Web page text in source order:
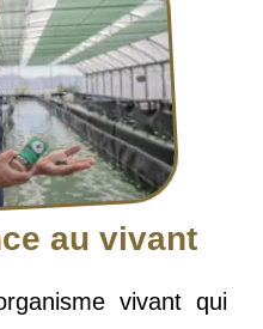
au vivant
vivant qui